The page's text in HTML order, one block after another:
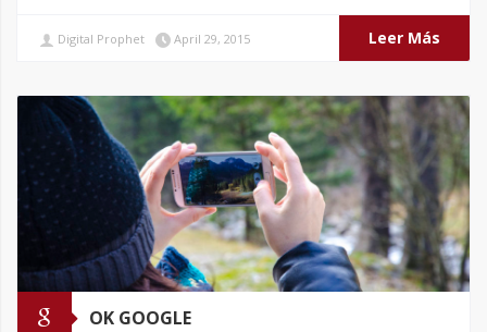
Digital Prophet April 29, 2015 Leer Más
OK GOOGLE